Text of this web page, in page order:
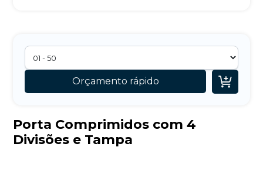
Orçamento rápido 
Porta Comprimidos com 4
Divisões e Tampa